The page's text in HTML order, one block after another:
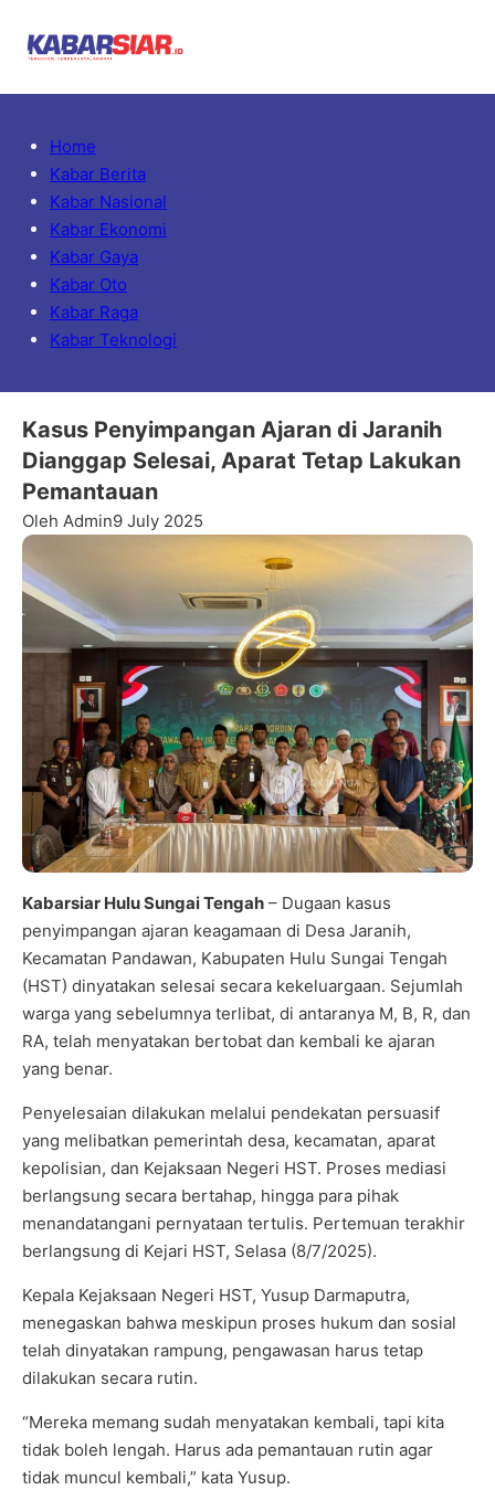
Home
Kabar Berita
Kabar Nasional
Kabar Ekonomi
Kabar Gaya
Kabar Oto
Kabar Raga
Kabar Teknologi
Kasus Penyimpangan Ajaran di Jaranih
Dianggap Selesai, Aparat Tetap Lakukan
Pemantauan
Oleh Admin9 July 2025
Kabarsiar Hulu Sungai Tengah – Dugaan kasus
penyimpangan ajaran keagamaan di Desa Jaranih,
Kecamatan Pandawan, Kabupaten Hulu Sungai Tengah
(HST) dinyatakan selesai secara kekeluargaan. Sejumlah
warga yang sebelumnya terlibat, di antaranya M, B, R, dan
RA, telah menyatakan bertobat dan kembali ke ajaran
yang benar.
Penyelesaian dilakukan melalui pendekatan persuasif
yang melibatkan pemerintah desa, kecamatan, aparat
kepolisian, dan Kejaksaan Negeri HST. Proses mediasi
berlangsung secara bertahap, hingga para pihak
menandatangani pernyataan tertulis. Pertemuan terakhir
berlangsung di Kejari HST, Selasa (8/7/2025).
Kepala Kejaksaan Negeri HST, Yusup Darmaputra,
menegaskan bahwa meskipun proses hukum dan sosial
telah dinyatakan rampung, pengawasan harus tetap
dilakukan secara rutin.
“Mereka memang sudah menyatakan kembali, tapi kita
tidak boleh lengah. Harus ada pemantauan rutin agar
tidak muncul kembali,” kata Yusup.